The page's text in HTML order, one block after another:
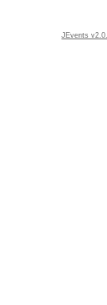
JEvents